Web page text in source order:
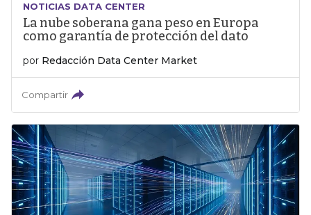
NOTICIAS DATA CENTER
La nube soberana gana peso en Europa
como garantía de protección del dato
por Redacción Data Center Market
Compartir